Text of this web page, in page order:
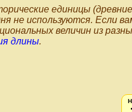
единицы
не используются. Если
величин из
длины.